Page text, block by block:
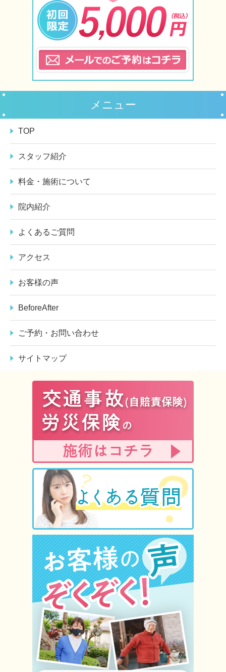
メニュー
TOP
スタッフ紹介
料金・施術について
院内紹介
よくあるご質問
アクセス
お客様の声
BeforeAfter
ご予約・お問い合わせ
サイトマップ